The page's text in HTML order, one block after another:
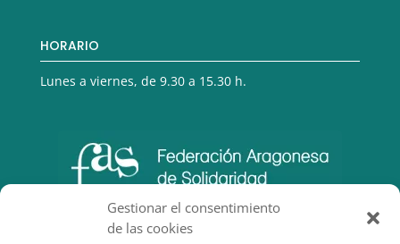
Gestionar el consentimiento
de las cookies
HORARIO
Lunes a viernes, de 9.30 a 15.30 h.